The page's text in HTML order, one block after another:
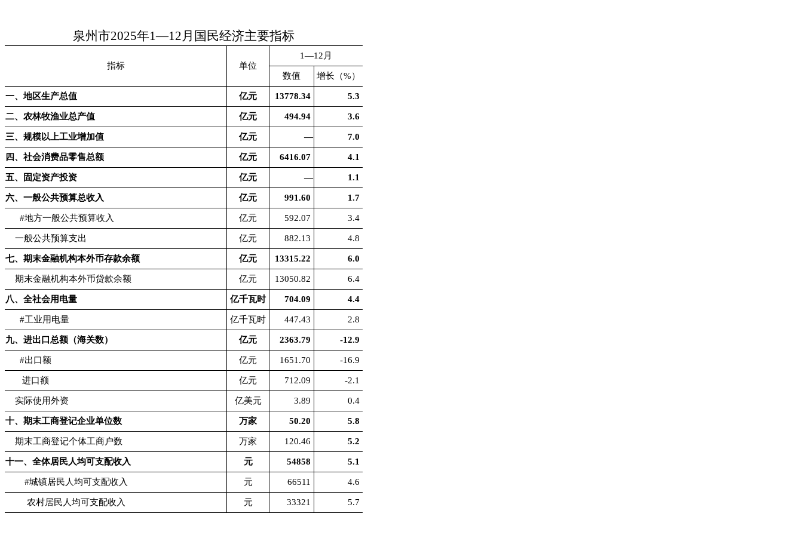
泉州市2025年1—12月国民经济主要指标
指标 单位
1—12月
数值 增长（%）
一、地区生产总值 亿元 13778.34 5.3
二、农林牧渔业总产值 亿元 494.94 3.6
三、规模以上工业增加值 亿元 — 7.0
四、社会消费品零售总额 亿元 6416.07 4.1
五、固定资产投资 亿元 — 1.1
六、一般公共预算总收入 亿元 991.60 1.7
#地方一般公共预算收入 亿元 592.07 3.4
一般公共预算支出 亿元 882.13 4.8
七、期末金融机构本外币存款余额 亿元 13315.22 6.0
期末金融机构本外币贷款余额 亿元 13050.82 6.4
八、全社会用电量 亿千瓦时 704.09 4.4
#工业用电量 亿千瓦时 447.43 2.8
九、进出口总额（海关数） 亿元 2363.79 -12.9
#出口额 亿元 1651.70 -16.9
进口额 亿元 712.09 -2.1
实际使用外资 亿美元 3.89 0.4
十、期末工商登记企业单位数 万家 50.20 5.8
期末工商登记个体工商户数 万家 120.46 5.2
十一、全体居民人均可支配收入 元 54858 5.1
#城镇居民人均可支配收入 元 66511 4.6
农村居民人均可支配收入 元 33321 5.7